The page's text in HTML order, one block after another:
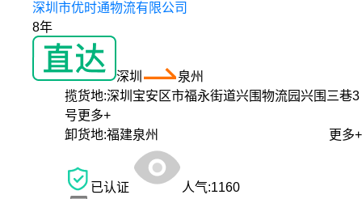
深圳市优时通物流有限公司
8年
深圳
泉州
揽货地:深圳宝安区市福永街道兴围物流园兴围三巷3
号更多+
卸货地:福建泉州 更多+
已认证 人气:1160